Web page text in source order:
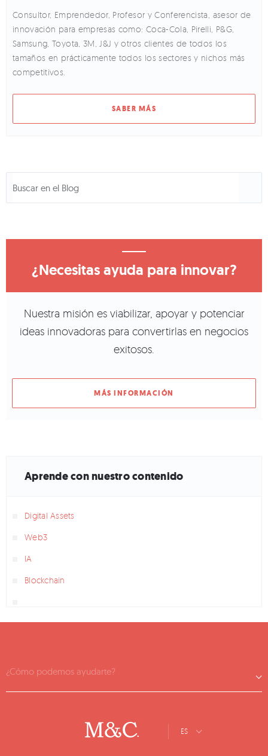
Consultor, Emprendedor, Profesor y Conferencista, asesor de
innovación para empresas como: Coca-Cola, Pirelli, P&G,
Samsung, Toyota, 3M, J&J y otros clientes de todos los
tamaños en prácticamente todos los sectores y nichos más
competitivos.
SABER MÁS
¿Necesitas ayuda para innovar?
Nuestra misión es viabilizar, apoyar y potenciar
ideas innovadoras para convertirlas en negocios
exitosos.
MÁS INFORMACIÓN
Aprende con nuestro contenido
Digital Assets
Web3
IA
Blockchain
¿Cómo podemos ayudarte?
ES